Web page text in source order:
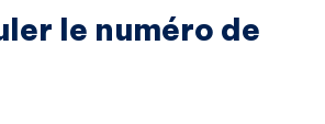
le numéro de